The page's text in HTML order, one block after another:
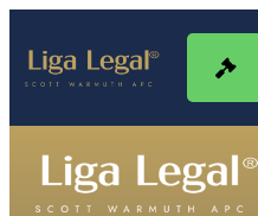
Nota:
sitio
web
accesibilidad.